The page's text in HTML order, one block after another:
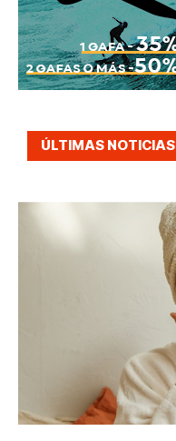
ÚLTIMAS NOTICIAS